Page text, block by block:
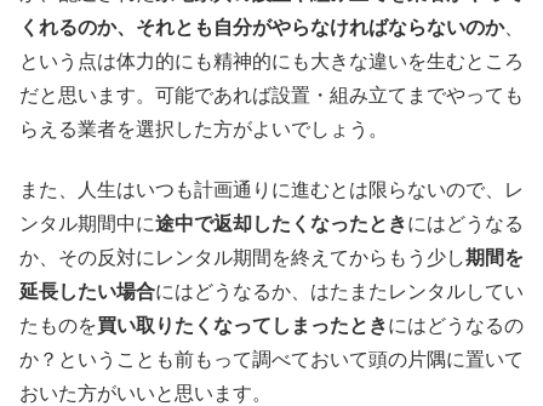
くれるのか、それとも自分がやらなければならないのか、
という点は体力的にも精神的にも大きな違いを生むところ
だと思います。可能であれば設置・組み立てまでやっても
らえる業者を選択した方がよいでしょう。
また、人生はいつも計画通りに進むとは限らないので、レ
ンタル期間中に途中で返却したくなったときにはどうなる
か、その反対にレンタル期間を終えてからもう少し期間を
延長したい場合にはどうなるか、はたまたレンタルしてい
たものを買い取りたくなってしまったときにはどうなるの
か？ということも前もって調べておいて頭の片隅に置いて
おいた方がいいと思います。